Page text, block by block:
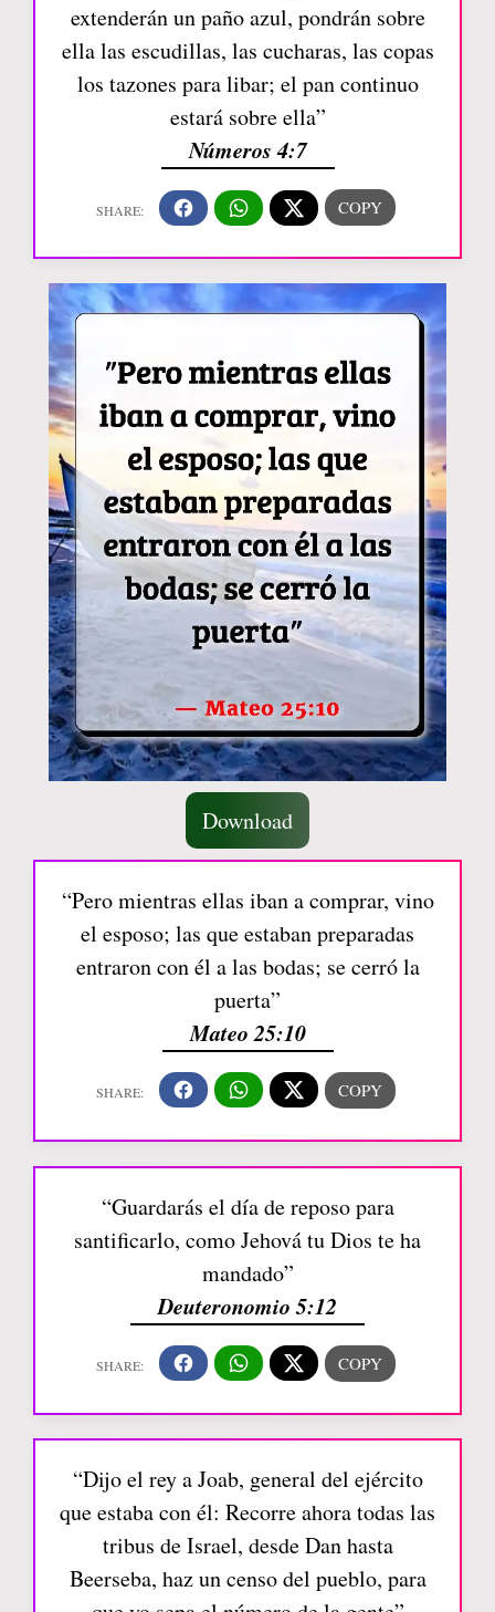
extenderán un paño azul, pondrán sobre
ella las escudillas, las cucharas, las copas
los tazones para libar; el pan continuo
estará sobre ella”
Números 4:7
Download
“Pero mientras ellas iban a comprar, vino
el esposo; las que estaban preparadas
entraron con él a las bodas; se cerró la
puerta”
Mateo 25:10
“Guardarás el día de reposo para
santificarlo, como Jehová tu Dios te ha
mandado”
Deuteronomio 5:12
“Dijo el rey a Joab, general del ejército
que estaba con él: Recorre ahora todas las
tribus de Israel, desde Dan hasta
Beerseba, haz un censo del pueblo, para